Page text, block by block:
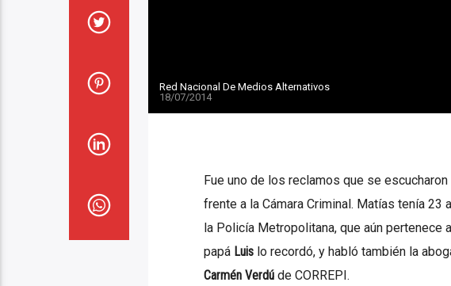
Red Nacional De Medios Alternativos
18/07/2014
Fue uno de los reclamos que se
frente a la Cámara Criminal. Matías tenía
la Policía Metropolitana, que aún pertenece
papá Luislo recordó, y habló también la
Carmén Verdúde CORREPI.